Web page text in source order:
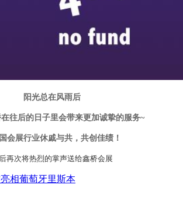
阳光总在风雨后
往后的日子里会带来更加诚挚的服务~
会展行业休戚与共，共创佳绩！
再次将热烈的掌声送给鑫桥会展
相葡萄牙里斯本